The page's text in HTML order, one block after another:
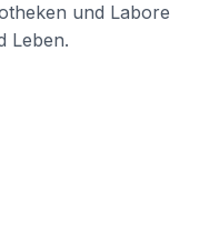
und Labore
Leben.